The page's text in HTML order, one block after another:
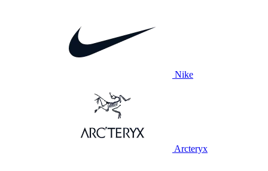
Nike
Arcteryx